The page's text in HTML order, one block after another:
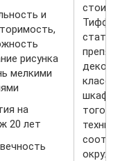
и
рисунка
мелкими
на
20 лет
стать
шкафа
того